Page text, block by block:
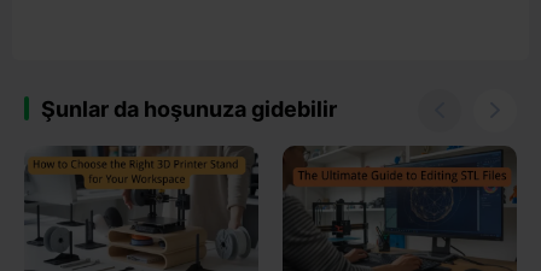
Şunlar da hoşunuza gidebilir